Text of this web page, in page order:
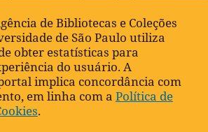
de Bibliotecas e Coleções
de São Paulo utiliza
obter estatísticas para
do usuário. A
implica concordância com
em linha com a Política de
.